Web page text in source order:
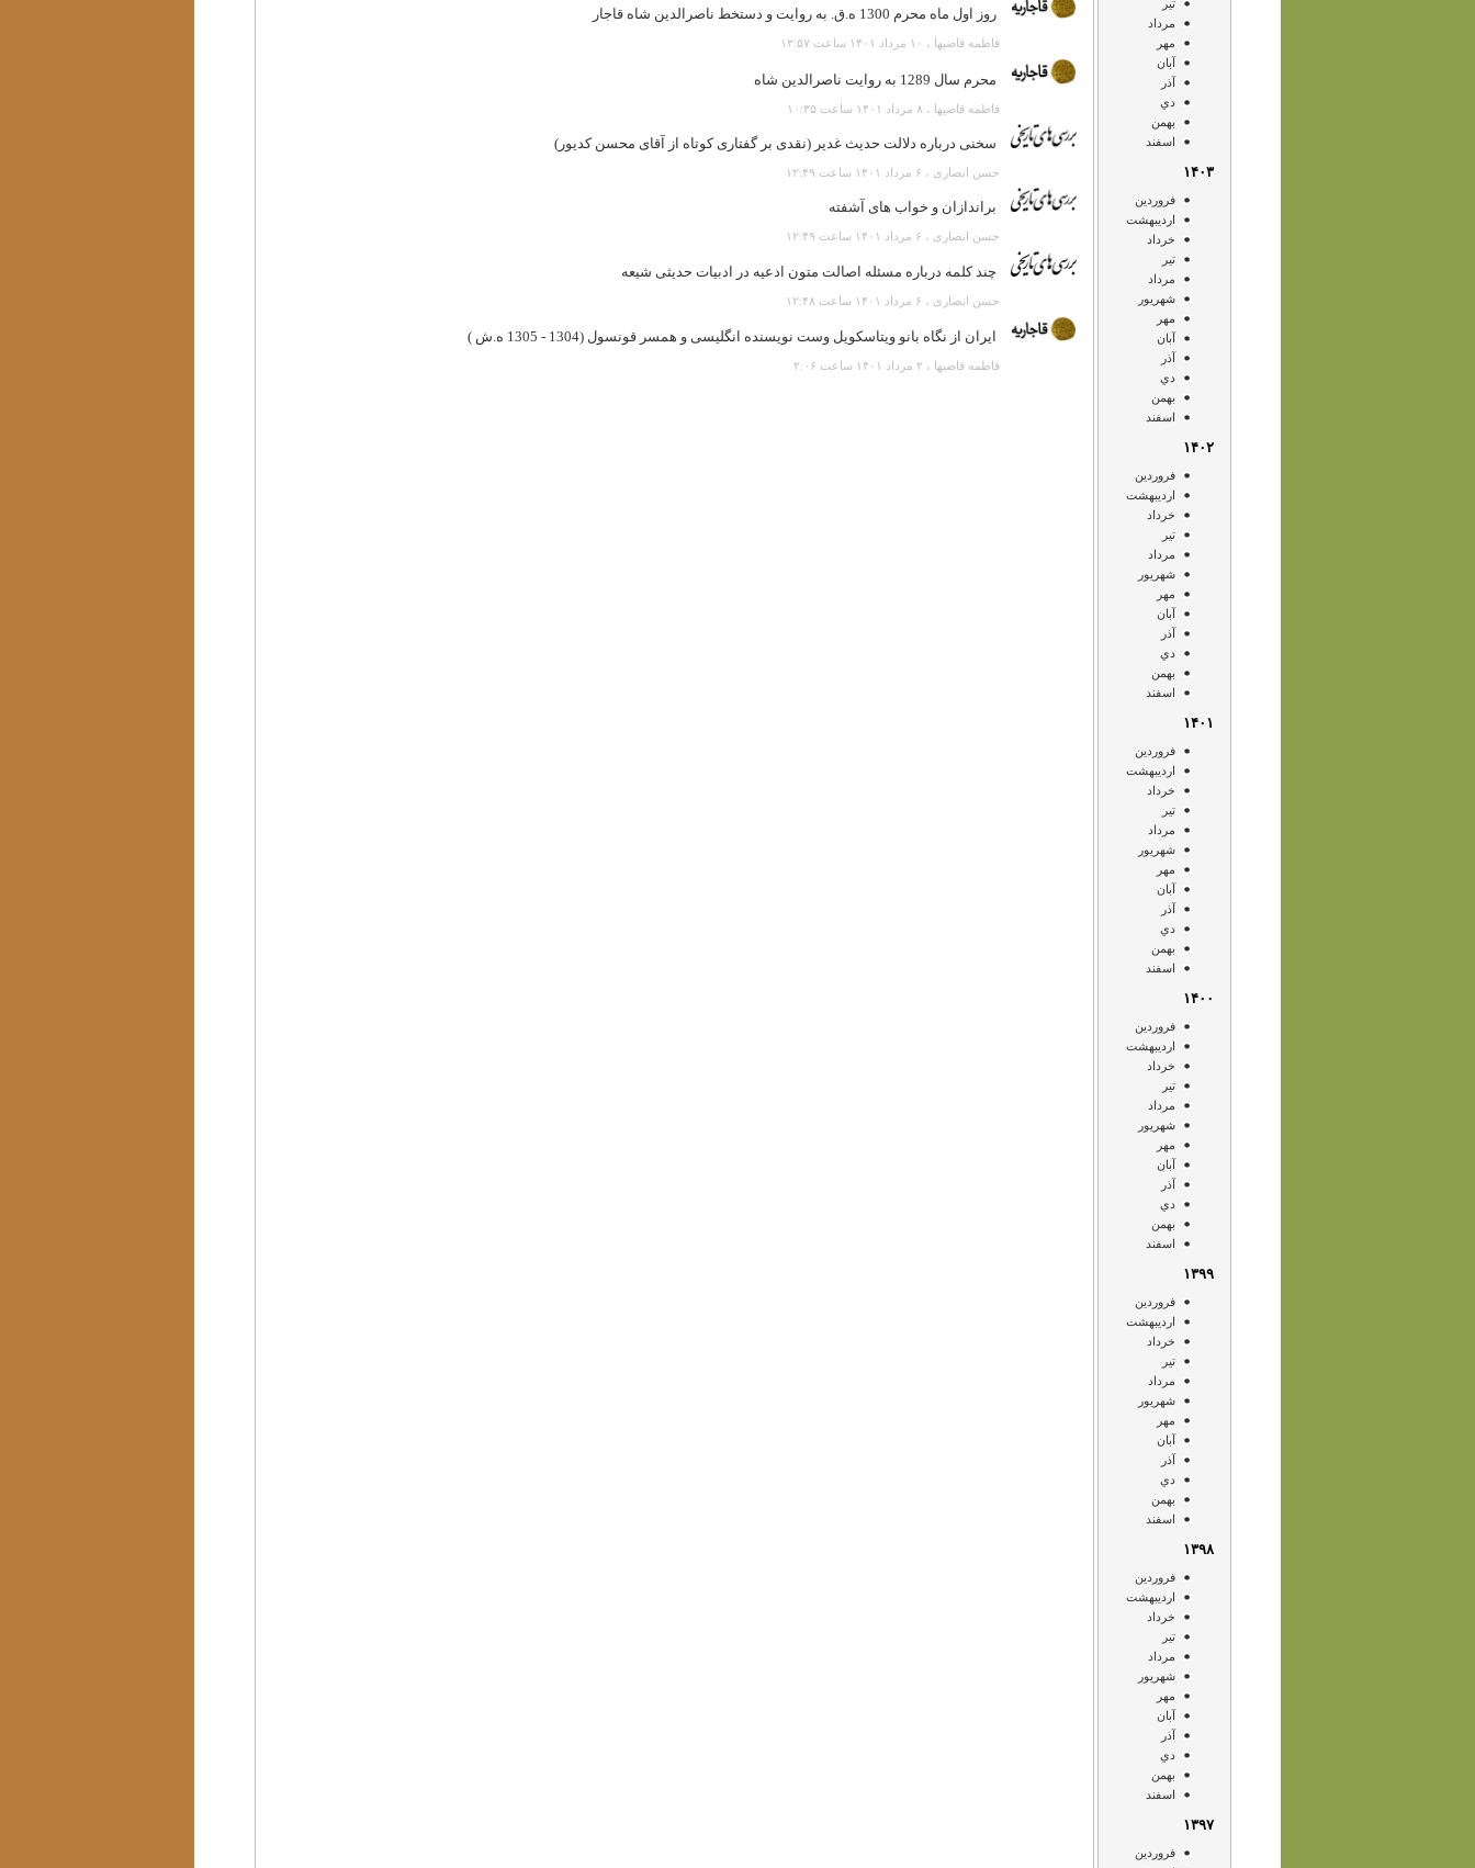
تير
مرداد
مهر
آبان
آذر
دي
بهمن
اسفند
۱۴۰۳
فروردين
ارديبهشت
خرداد
تير
مرداد
شهريور
مهر
آبان
آذر
دي
بهمن
اسفند
۱۴۰۲
فروردين
ارديبهشت
خرداد
تير
مرداد
شهريور
مهر
آبان
آذر
دي
بهمن
اسفند
۱۴۰۱
فروردين
ارديبهشت
خرداد
تير
مرداد
شهريور
مهر
آبان
آذر
دي
بهمن
اسفند
۱۴۰۰
فروردين
ارديبهشت
خرداد
تير
مرداد
شهريور
مهر
آبان
آذر
دي
بهمن
اسفند
۱۳۹۹
فروردين
ارديبهشت
خرداد
تير
مرداد
شهريور
مهر
آبان
آذر
دي
بهمن
اسفند
۱۳۹۸
فروردين
ارديبهشت
خرداد
تير
مرداد
شهريور
مهر
آبان
آذر
دي
بهمن
اسفند
۱۳۹۷
فروردين
روز اول ماه محرم 1300 ه.ق. به روایت و دستخط ناصرالدین شاه قاجار
فاطمه قاضیها ، ۱۰ مرداد ۱۴۰۱ ساعت ۱۲:۵۷
محرم سال 1289 به روایت ناصرالدین شاه
فاطمه قاضیها ، ۸ مرداد ۱۴۰۱ ساعت ۱۰:۳۵
سخنی درباره دلالت حديث غدير (نقدی بر گفتاری کوتاه از آقای محسن کديور)
حسن انصارى ، ۶ مرداد ۱۴۰۱ ساعت ۱۲:۴۹
براندازان و خواب های آشفته
حسن انصارى ، ۶ مرداد ۱۴۰۱ ساعت ۱۲:۴۹
چند کلمه درباره مسئله اصالت متون ادعيه در ادبيات حديثی شيعه
حسن انصارى ، ۶ مرداد ۱۴۰۱ ساعت ۱۲:۴۸
ایران از نگاه بانو ویتاسکویل وست نویسنده انگلیسی و همسر قونسول (1304 - 1305 ه.ش )
فاطمه قاضیها ، ۲ مرداد ۱۴۰۱ ساعت ۲:۰۶